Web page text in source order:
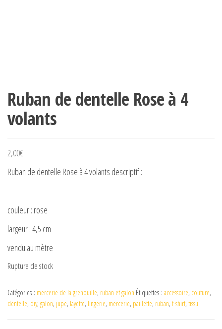
Ruban de dentelle Rose à 4
volants
2,00€
Ruban de dentelle Rose à 4 volants descriptif :
couleur : rose
largeur : 4,5 cm
vendu au mètre
Rupture de stock
Catégories : mercerie de la grenouille, ruban et galon Étiquettes : accessoire, couture,
dentelle, diy, galon, jupe, layette, lingerie, mercerie, paillette, ruban, t-shirt, tissu